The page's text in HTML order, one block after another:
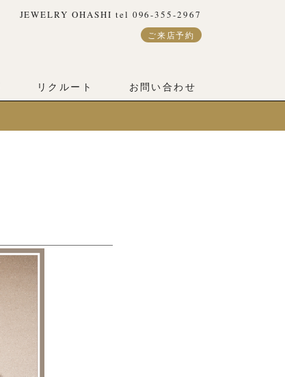
JEWELRY OHASHI tel 096-355-2967
ご来店予約
リクルート お問い合わせ